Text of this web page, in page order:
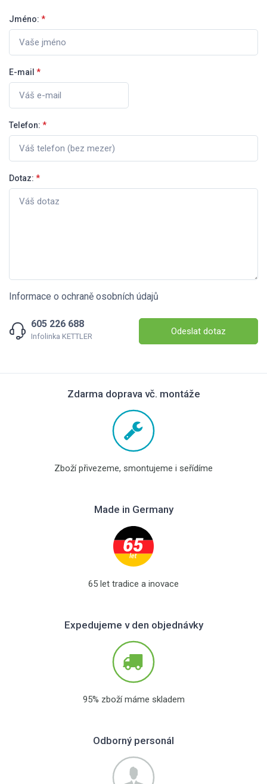
Jméno: *
E-mail *
Telefon: *
Dotaz: *
Informace o ochraně osobních údajů
605 226 688
Infolinka KETTLER Odeslat dotaz
Zdarma doprava vč. montáže
Zboží přivezeme, smontujeme i seřídíme
Made in Germany
65 let tradice a inovace
Expedujeme v den objednávky
95% zboží máme skladem
Odborný personál